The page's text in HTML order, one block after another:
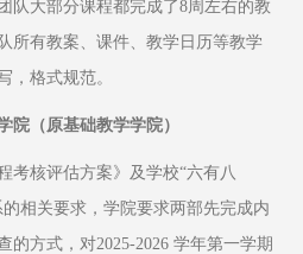
队大部分课程都完成了8周左右的教
所有教案、课件、教学日历等教学
，格式规范。
院（原基础教学学院）
考核评估方案》及学校“六有八
相关要求，学院要求两部先完成内
的方式，对2025-2026 学年第一学期